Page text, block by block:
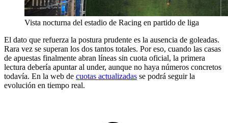
Vista nocturna del estadio de Racing en partido de liga
El dato que refuerza la postura prudente es la ausencia de goleadas.
Rara vez se superan los dos tantos totales. Por eso, cuando las casas
de apuestas finalmente abran líneas sin cuota oficial, la primera
lectura debería apuntar al under, aunque no haya números concretos
todavía. En la web de cuotas actualizadas se podrá seguir la
evolución en tiempo real.